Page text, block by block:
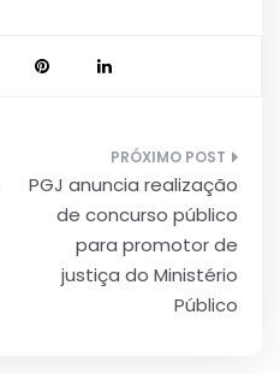
PGJ anuncia realização
de concurso público
para promotor de
justiça do Ministério
Público